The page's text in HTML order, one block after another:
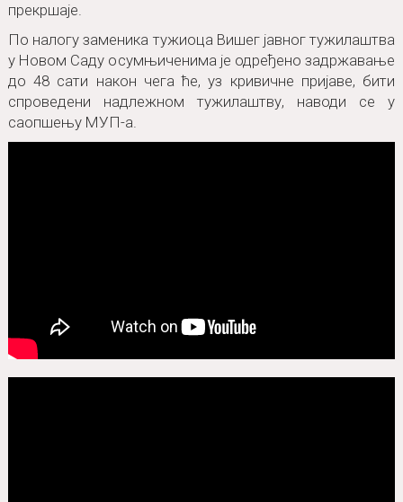
прекршаје.
По налогу заменика тужиоца Вишег јавног тужилаштва
у Новом Саду осумњиченима је одређено задржавање
до 48 сати након чега ће, уз кривичне пријаве, бити
спроведени надлежном тужилаштву, наводи се у
саопшењу МУП-а.